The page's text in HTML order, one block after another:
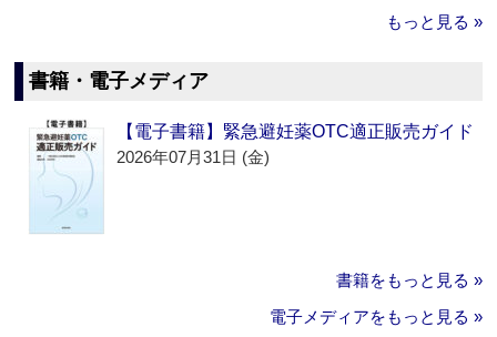
もっと見る »
書籍・電子メディア
【電子書籍】緊急避妊薬OTC適正販売ガイド
2026年07月31日 (金)
書籍をもっと見る »
電子メディアをもっと見る »